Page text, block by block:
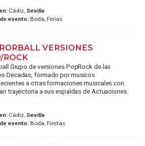
Cádiz, Sevilla
evento:Boda, Ferias
VERSIONES
ROCK
Grupo de versiones PopRock de las
Decadas, formado por musicos
a otras formaciones musicales con
trayectoria a sus espaldas de Actuaciones
Cádiz, Sevilla
evento:Boda, Fiestas